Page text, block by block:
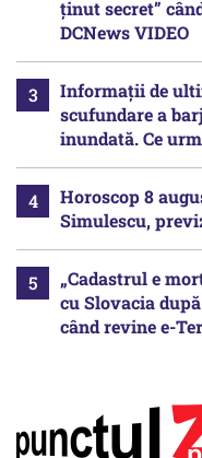
ținut secret”
DCNews VIDEO
Informații de
scufundare a
inundată. Ce
Horoscop 8
Simulescu,
„Cadastrul e
cu Slovacia
când revine e-